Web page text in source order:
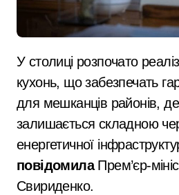
У столиці розпочато реалізацію 50 мобільних
кухонь, що забезпечать
для мешканців районів, де
залишається складною
енергетичної
повідомилаПрем’єр-
Свириденко.